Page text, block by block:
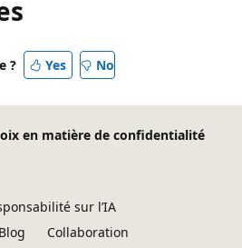
? Yes No
en matière de confidentialité
sur l’IA
Blog
Collaboration